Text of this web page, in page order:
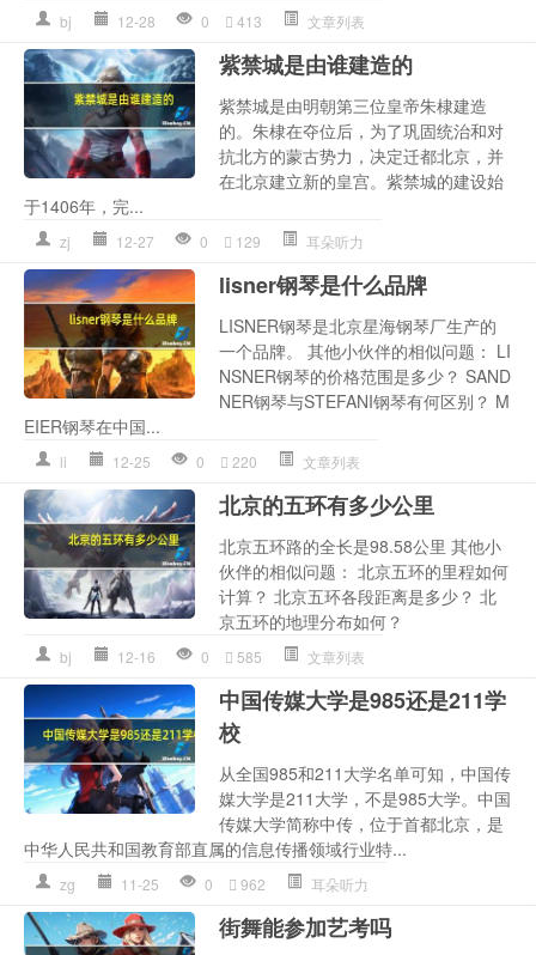
bj 12-28 0 413 文章列表
紫禁城是由谁建造的
紫禁城是由明朝第三位皇帝朱棣建造
的。朱棣在夺位后，为了巩固统治和对
抗北方的蒙古势力，决定迁都北京，并
在北京建立新的皇宫。紫禁城的建设始
于1406年，完...
zj 12-27 0 129 耳朵听力
lisner钢琴是什么品牌
LISNER钢琴是北京星海钢琴厂生产的
一个品牌。 其他小伙伴的相似问题： LI
NSNER钢琴的价格范围是多少？ SAND
NER钢琴与STEFANI钢琴有何区别？ M
EIER钢琴在中国...
li 12-25 0 220 文章列表
北京的五环有多少公里
北京五环路的全长是98.58公里 其他小
伙伴的相似问题： 北京五环的里程如何
计算？ 北京五环各段距离是多少？ 北
京五环的地理分布如何？
bj 12-16 0 585 文章列表
中国传媒大学是985还是211学
校
从全国985和211大学名单可知，中国传
媒大学是211大学，不是985大学。中国
传媒大学简称中传，位于首都北京，是
中华人民共和国教育部直属的信息传播领域行业特...
zg 11-25 0 962 耳朵听力
街舞能参加艺考吗